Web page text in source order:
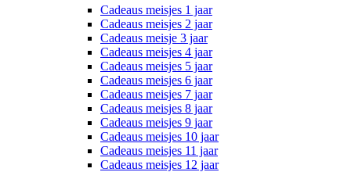
Cadeaus meisjes 1 jaar
Cadeaus meisjes 2 jaar
Cadeaus meisje 3 jaar
Cadeaus meisjes 4 jaar
Cadeaus meisjes 5 jaar
Cadeaus meisjes 6 jaar
Cadeaus meisjes 7 jaar
Cadeaus meisjes 8 jaar
Cadeaus meisjes 9 jaar
Cadeaus meisjes 10 jaar
Cadeaus meisjes 11 jaar
Cadeaus meisjes 12 jaar